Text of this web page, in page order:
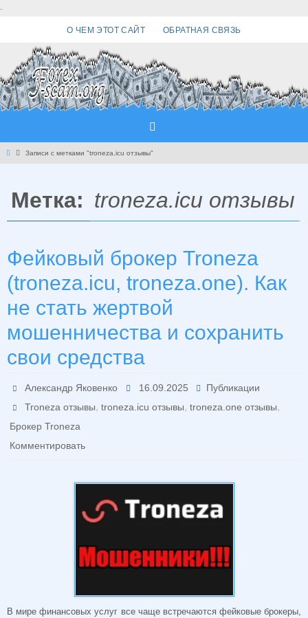
.
О ЧЕМ ЭТОТ САЙТ ОБРАТНАЯ СВЯЗЬ
Главная
Записи с метками "troneza.icu отзывы"
Метка: troneza.icu отзывы
Фейковый брокер Troneza
(troneza.icu, troneza.one). Как
не стать жертвой
мошенничества и сохранить
свои средства
Александр Яковенко 16.09.2025
Публикации
Troneza отзывы,troneza.icu отзывы,troneza.one отзывы,
Брокер Troneza
Комментировать
В мире финансовых услуг все чаще встречаются фейковые брокеры,